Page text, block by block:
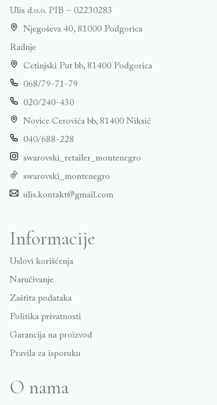
Ulis d.o.o. PIB – 02230283
Njegoševa 40, 81000 Podgorica
Radnje
Cetinjski Put bb, 81400 Podgorica
068/79-71-79
020/240-430
Novice Cerovića bb, 81400 Niksić
040/688-228
swarovski_retailer_montenegro
swarovski_montenegro
ulis.kontakt@gmail.com
Informacije
Uslovi korišćenja
Naručivanje
Zaštita podataka
Politika privatnosti
Garancija na proizvod
Pravila za isporuku
O nama